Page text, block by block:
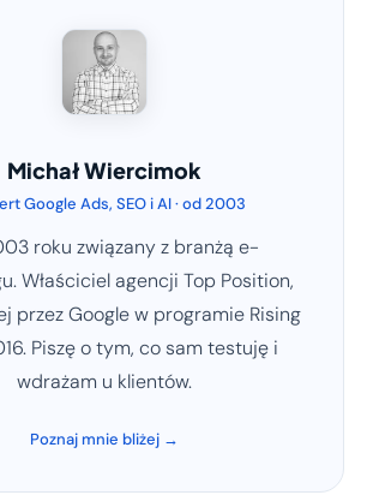
Michał Wiercimok
Google Ads, SEO i AI · od 2003
roku związany z branżą e-
Właściciel agencji Top Position,
przez Google w programie Rising
Piszę o tym, co sam testuję i
wdrażam u klientów.
Poznaj mnie bliżej →